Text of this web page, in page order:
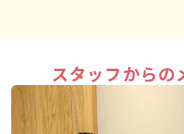
スタッフからの